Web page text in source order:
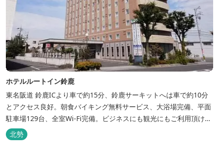
ホテルルートイン鈴鹿
東名阪道 鈴鹿ICより車で約15分、鈴鹿サーキットへは車で約10分
とアクセス良好。朝食バイキング無料サービス、大浴場完備、平面
駐車場129台、全室Wi-Fi完備。ビジネスにも観光にもご利用頂ける
快適なホテルライフをご提供します。
北勢